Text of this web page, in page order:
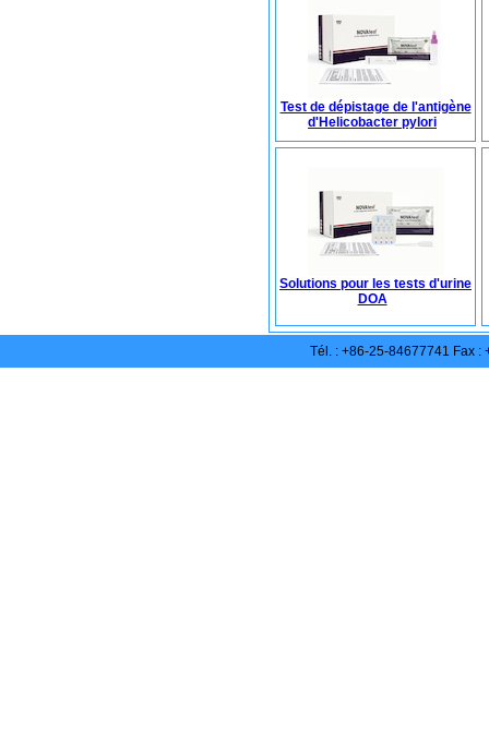
Test de dépistage de l'antigène
d'Helicobacter pylori
Solutions pour les tests d'urine
DOA
Tél. : +86-25-84677741 Fax